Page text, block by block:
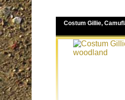
Costum Gillie,